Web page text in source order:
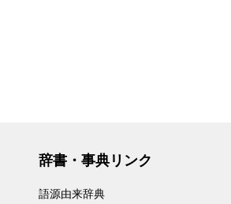
辞書・事典リンク
語源由来辞典